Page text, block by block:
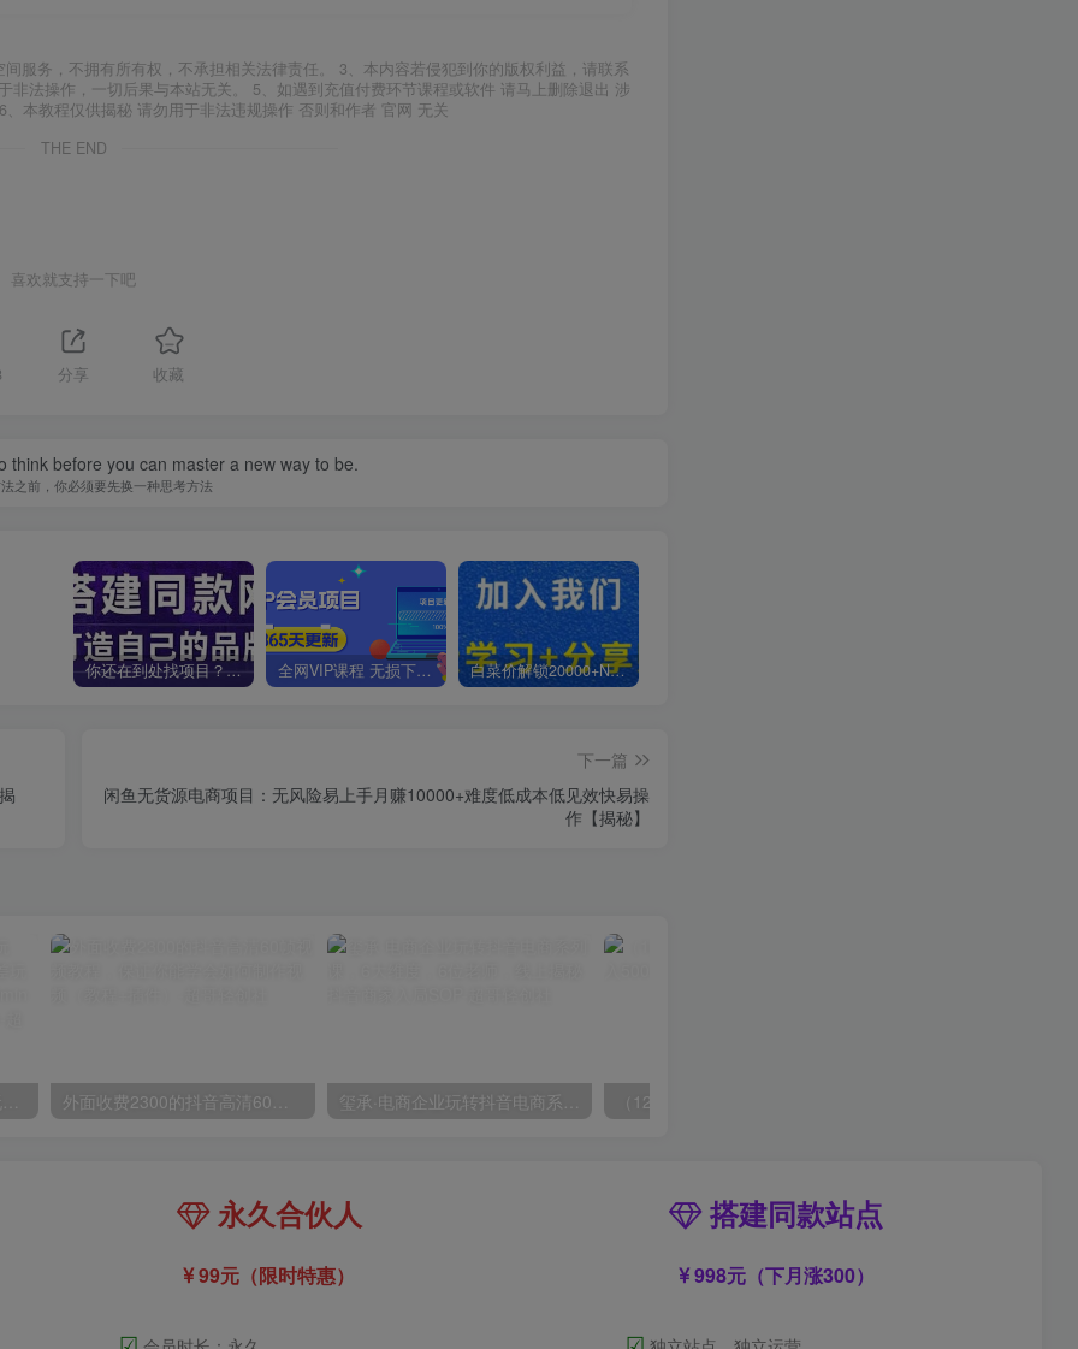
服务，不拥有所有权，不承担相关法律责任。 3、本内容若侵犯到你的版权利益，请联系
法操作，一切后果与本站无关。 5、如遇到充值付费环节课程或软件 请马上删除退出 涉
本教程仅供揭秘 请勿用于非法违规操作 否则和作者 官网 无关
THE END
喜欢就支持一下吧
分享 收藏
think before you can master a new way to be.
之前，你必须要先换一种思考方法
你还在到处找项目？还在当韭菜？我靠卖项目一个月收入5万+，曾经我也是个失败者。 全网VIP课程 无损下载~ 白菜价解锁20000+N个赚钱机会，加入超哥轻创社会员，全站资源免费学习。
下一篇
闲鱼无货源电商项目：无风险易上手月赚10000+难度低成本低见效快易操
作【揭秘】
（10401期）大佬手游全新玩法，轻松日入几张，风口信息差玩法，当天见收益，小白一… admin的头像-飓风网创资源站 admin 外面收费2300的抖音高清60帧视频教程，保证你能学会如何制作视频（教程+插件） 玺承·电商企业玩转抖音电商系列课，6大维度，6位老师，线上揭秘抖音商家入局SOP
永久合伙人
99元（限时特惠）
搭建同款站点
998元（下月涨300）